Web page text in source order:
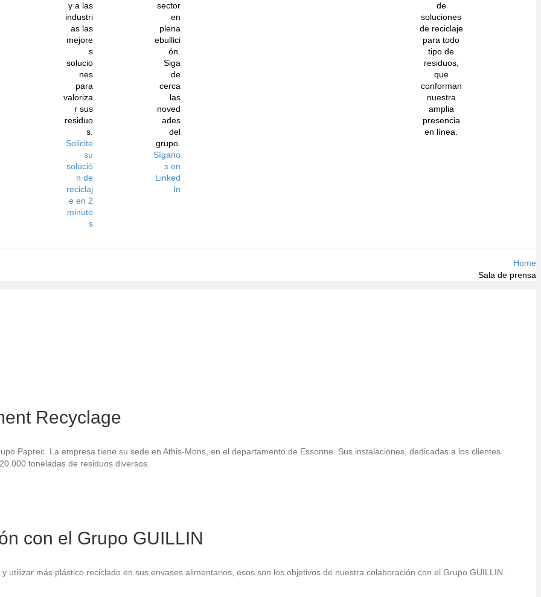
y a las
industri
as las
mejore
s
solucio
nes
para
valoriza
r sus
residuo
s.
Solicite
su
solució
n de
reciclaj
e en 2
minuto
s
sector
en
plena
ebullici
ón.
Siga
de
cerca
las
noved
ades
del
grupo.
Sígano
s en
Linked
In
de
soluciones
de reciclaje
para todo
tipo de
residuos,
que
conforman
nuestra
amplia
presencia
en línea.
Home
Sala de prensa
Recyclage
Paprec. La empresa tiene su sede en Athis-Mons, en el departamento de Essonne. Sus instalaciones, dedicadas a los clientes
toneladas de residuos diversos.
con el Grupo GUILLIN
utilizar más plástico reciclado en sus envases alimentarios, esos son los objetivos de nuestra colaboración con el Grupo GUILLIN.